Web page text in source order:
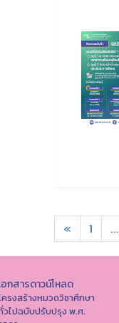
« 1 ...
อกสารดาวน์โหลด
ครงสร้างหมวดวิชาศึกษา
วไปฉบับปรับปรุง พ.ศ.